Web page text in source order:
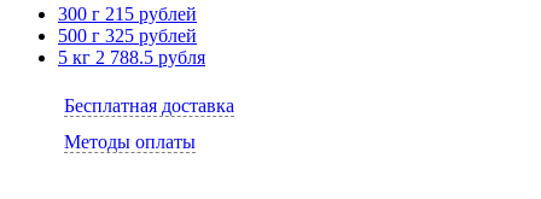
300 г 215 рублей
500 г 325 рублей
5 кг 2 788.5 рубля
Бесплатная доставка
Методы оплаты